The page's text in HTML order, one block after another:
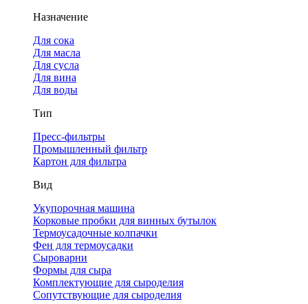
Назначение
Для сока
Для масла
Для сусла
Для вина
Для воды
Тип
Пресс-фильтры
Промышленный фильтр
Картон для фильтра
Вид
Укупорочная машина
Корковые пробки для винных бутылок
Термоусадочные колпачки
Фен для термоусадки
Сыроварни
Формы для сыра
Комплектующие для сыроделия
Сопутствующие для сыроделия